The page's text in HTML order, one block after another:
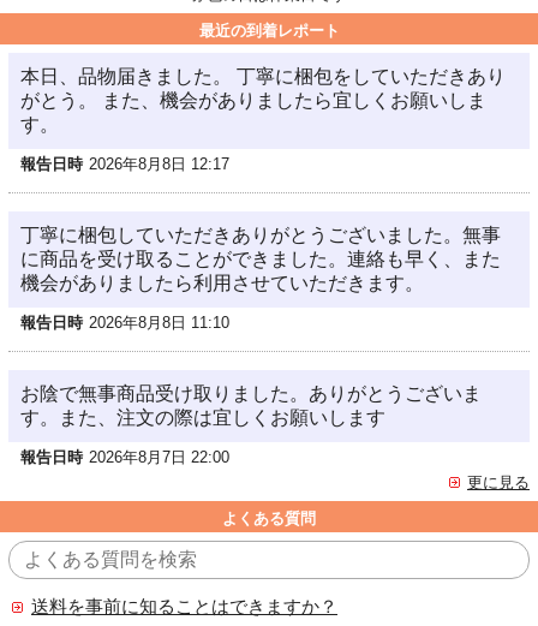
最近の到着レポート
本日、品物届きました。 丁寧に梱包をしていただきあり
がとう。 また、機会がありましたら宜しくお願いしま
す。
報告日時 2026年8月8日 12:17
丁寧に梱包していただきありがとうございました。無事
に商品を受け取ることができました。連絡も早く、また
機会がありましたら利用させていただきます。
報告日時 2026年8月8日 11:10
お陰で無事商品受け取りました。ありがとうございま
す。また、注文の際は宜しくお願いします
報告日時 2026年8月7日 22:00
更に見る
よくある質問
送料を事前に知ることはできますか？